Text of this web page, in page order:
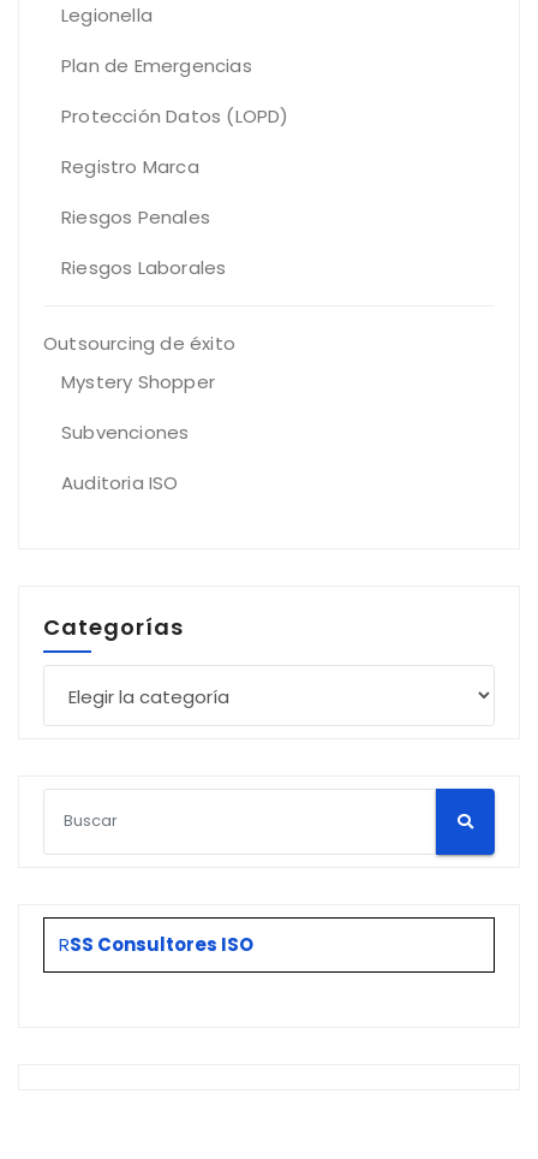
Legionella
Plan de Emergencias
Protección Datos (LOPD)
Registro Marca
Riesgos Penales
Riesgos Laborales
Outsourcing de éxito
Mystery Shopper
Subvenciones
Auditoria ISO
Categorías
RSS Consultores ISO